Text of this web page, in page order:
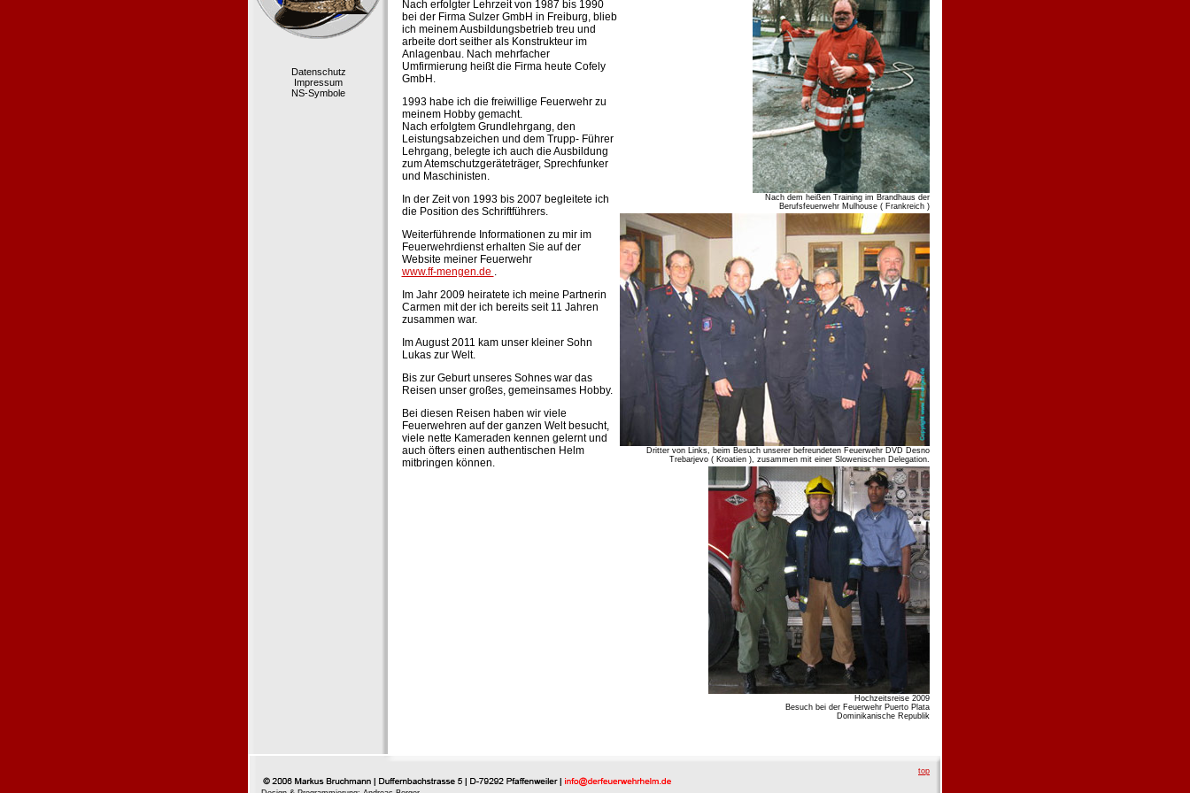
Datenschutz
Impressum
NS-Symbole
Nach erfolgter Lehrzeit von 1987 bis 1990
bei der Firma Sulzer GmbH in Freiburg, blieb
ich meinem Ausbildungsbetrieb treu und
arbeite dort seither als Konstrukteur im
Anlagenbau. Nach mehrfacher
Umfirmierung heißt die Firma heute Cofely
GmbH.
1993 habe ich die freiwillige Feuerwehr zu
meinem Hobby gemacht.
Nach erfolgtem Grundlehrgang, den
Leistungsabzeichen und dem Trupp- Führer
Lehrgang, belegte ich auch die Ausbildung
zum Atemschutzgeräteträger, Sprechfunker
und Maschinisten.
In der Zeit von 1993 bis 2007 begleitete ich
die Position des Schriftführers.
Weiterführende Informationen zu mir im
Feuerwehrdienst erhalten Sie auf der
Website meiner Feuerwehr
www.ff-mengen.de .
Im Jahr 2009 heiratete ich meine Partnerin
Carmen mit der ich bereits seit 11 Jahren
zusammen war.
Im August 2011 kam unser kleiner Sohn
Lukas zur Welt.
Bis zur Geburt unseres Sohnes war das
Reisen unser großes, gemeinsames Hobby.
Bei diesen Reisen haben wir viele
Feuerwehren auf der ganzen Welt besucht,
viele nette Kameraden kennen gelernt und
auch öfters einen authentischen Helm
mitbringen können.
Nach dem heißen Training im Brandhaus der
Berufsfeuerwehr Mulhouse ( Frankreich )
Dritter von Links, beim Besuch unserer befreundeten Feuerwehr DVD Desno
Trebarjevo ( Kroatien ), zusammen mit einer Slowenischen Delegation.
Hochzeitsreise 2009
Besuch bei der Feuerwehr Puerto Plata
Dominikanische Republik
top